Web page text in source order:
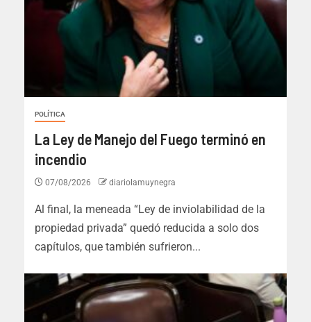
POLÍTICA
La Ley de Manejo del Fuego terminó en
incendio
07/08/2026 diariolamuynegra
Al final, la meneada “Ley de inviolabilidad de la
propiedad privada” quedó reducida a solo dos
capítulos, que también sufrieron...